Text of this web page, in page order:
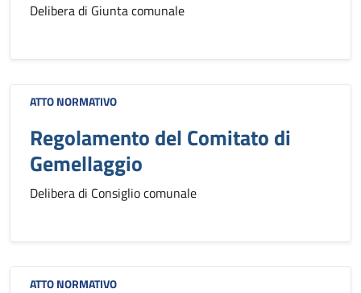
Delibera di Giunta comunale
ATTO NORMATIVO
Regolamento del Comitato di
Gemellaggio
Delibera di Consiglio comunale
ATTO NORMATIVO